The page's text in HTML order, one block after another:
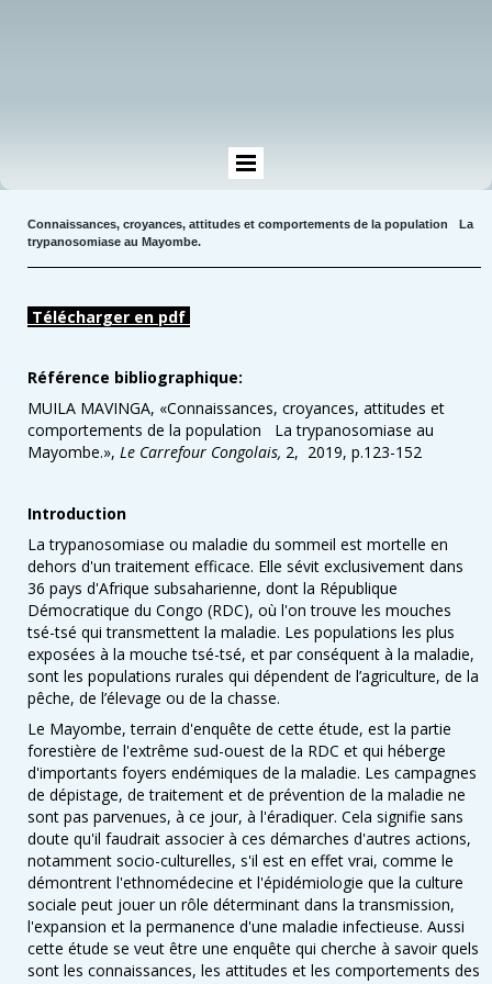
Connaissances, croyances, attitudes et comportements de la population La
trypanosomiase au Mayombe.
Télécharger en pdf
Référence bibliographique:
MUILA MAVINGA, «Connaissances, croyances, attitudes et
comportements de la population La trypanosomiase au
Mayombe.», Le Carrefour Congolais, 2, 2019, p.123-152
Introduction
La trypanosomiase ou maladie du sommeil est mortelle en
dehors d'un traitement efficace. Elle sévit exclusivement dans
36 pays d'Afrique subsaharienne, dont la République
Démocratique du Congo (RDC), où l'on trouve les mouches
tsé-tsé qui transmettent la maladie. Les populations les plus
exposées à la mouche tsé-tsé, et par conséquent à la maladie,
sont les populations rurales qui dépendent de l’agriculture, de la
pêche, de l’élevage ou de la chasse.
Le Mayombe, terrain d'enquête de cette étude, est la partie
forestière de l'extrême sud-ouest de la RDC et qui héberge
d'importants foyers endémiques de la maladie. Les campagnes
de dépistage, de traitement et de prévention de la maladie ne
sont pas parvenues, à ce jour, à l'éradiquer. Cela signifie sans
doute qu'il faudrait associer à ces démarches d'autres actions,
notamment socio-culturelles, s'il est en effet vrai, comme le
démontrent l'ethnomédecine et l'épidémiologie que la culture
sociale peut jouer un rôle déterminant dans la transmission,
l'expansion et la permanence d'une maladie infectieuse. Aussi
cette étude se veut être une enquête qui cherche à savoir quels
sont les connaissances, les attitudes et les comportements des